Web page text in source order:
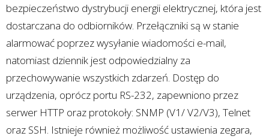
bezpieczeństwo dystrybucji energii elektrycznej, która jest
dostarczana do odbiorników. Przełączniki są w stanie
alarmować poprzez wysyłanie wiadomości e-mail,
natomiast dziennik jest odpowiedzialny za
przechowywanie wszystkich zdarzeń. Dostęp do
urządzenia, oprócz portu RS-232, zapewniono przez
serwer HTTP oraz protokoły: SNMP (V1/ V2/V3), Telnet
oraz SSH. Istnieje również możliwość ustawienia zegara,